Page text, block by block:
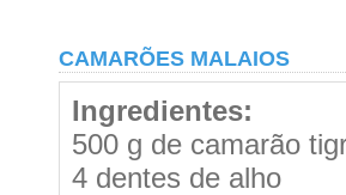
CAMARÕES MALAIOS
Ingredientes:
500 g de camarão
4 dentes de alho